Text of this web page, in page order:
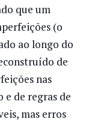
que um
(o
ao longo do
de
nas
e de regras de
mas erros